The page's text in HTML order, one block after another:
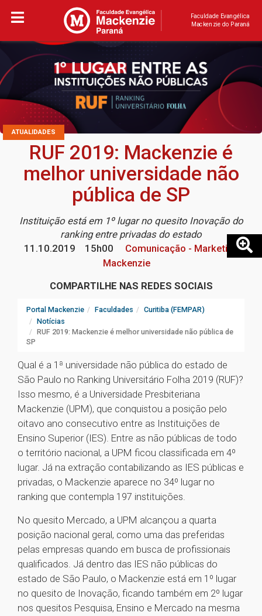
Faculdade Evangélica
Mackenzie do Paraná
ATUALIDADES
RUF 2019: Mackenzie é
melhor universidade não
pública de SP
Instituição está em 1º lugar no quesito Inovação do
ranking entre privadas do estado
11.10.2019
15h00
Comunicação - Marketing
Mackenzie
COMPARTILHE NAS REDES SOCIAIS
Portal Mackenzie Faculdades
Curitiba (FEMPAR)
Notícias
RUF 2019: Mackenzie é melhor universidade não pública de
SP
Qual é a 1ª universidade não pública do estado de
São Paulo no Ranking Universitário Folha 2019 (RUF)?
Isso mesmo, é a Universidade Presbiteriana
Mackenzie (UPM), que conquistou a posição pelo
oitavo ano consecutivo entre as Instituições de
Ensino Superior (IES). Entre as não públicas de todo
o território nacional, a UPM ficou classificada em 4º
lugar. Já na extração contabilizando as IES públicas e
privadas, o Mackenzie aparece no 34º lugar no
ranking que contempla 197 instituições.
No quesito Mercado, a UPM alcançou a quarta
posição nacional geral, como uma das preferidas
pelas empresas quando em busca de profissionais
qualificados. Já dentro das IES não públicas do
estado de São Paulo, o Mackenzie está em 1º lugar
no quesito de Inovação, ficando também em 2º lugar
nos quesitos Pesquisa, Ensino e Mercado na mesma